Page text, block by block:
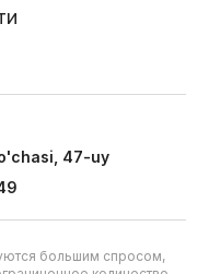
47-uy
большим спросом,